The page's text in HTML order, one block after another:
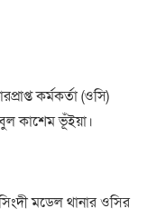
কর্মকর্তা (ওসি)
কাশেম ভূঁইয়া।
মডেল থানার ওসির